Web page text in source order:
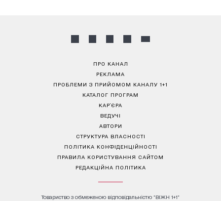
ПРО КАНАЛ
РЕКЛАМА
ПРОБЛЕМИ З ПРИЙОМОМ КАНАЛУ 1+1
КАТАЛОГ ПРОГРАМ
КАР’ЄРА
ВЕДУЧІ
АВТОРИ
СТРУКТУРА ВЛАСНОСТІ
ПОЛІТИКА КОНФІДЕНЦІЙНОСТІ
ПРАВИЛА КОРИСТУВАННЯ САЙТОМ
РЕДАКЦІЙНА ПОЛІТИКА
Товариство з обмеженою відповідальністю "ВІЖН 1+1"